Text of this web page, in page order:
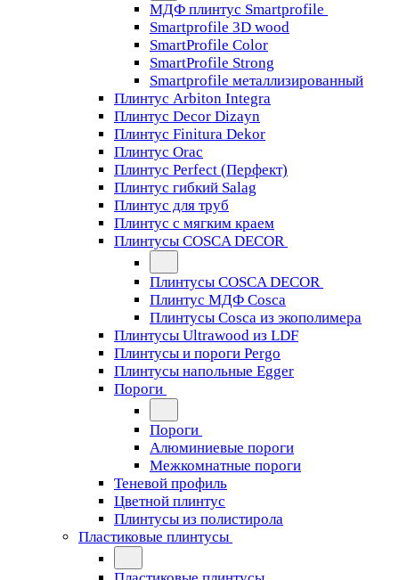
МДФ плинтус Smartprofile
Smartprofile 3D wood
SmartProfile Color
SmartProfile Strong
Smartprofile металлизированный
Плинтус Arbiton Integra
Плинтус Decor Dizayn
Плинтус Finitura Dekor
Плинтус Orac
Плинтус Perfect (Перфект)
Плинтус гибкий Salag
Плинтус для труб
Плинтус с мягким краем
Плинтусы COSCA DECOR
Плинтусы COSCA DECOR
Плинтус МДФ Cosca
Плинтусы Cosca из экополимера
Плинтусы Ultrawood из LDF
Плинтусы и пороги Pergo
Плинтусы напольные Egger
Пороги
Пороги
Алюминиевые пороги
Межкомнатные пороги
Теневой профиль
Цветной плинтус
Плинтусы из полистирола
Пластиковые плинтусы